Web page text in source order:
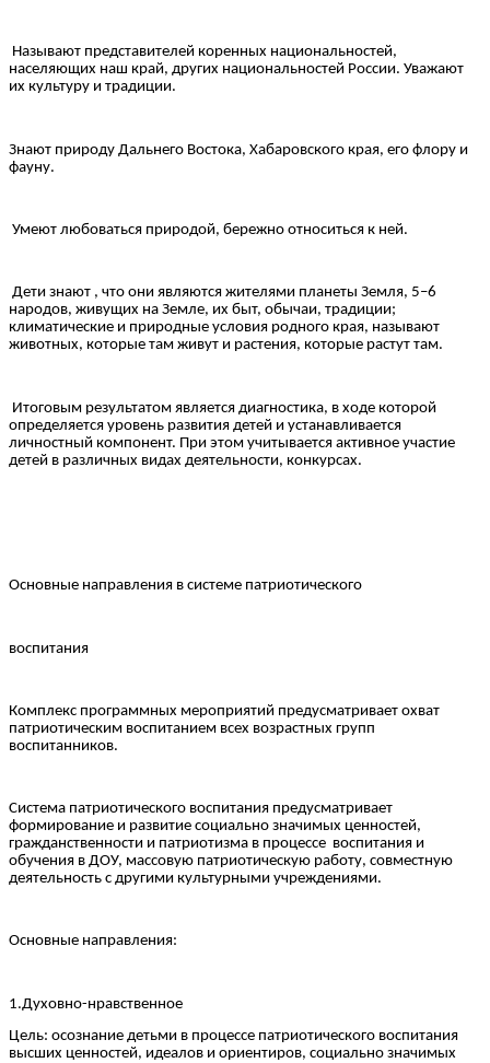
Называют представителей коренных национальностей,
населяющих наш край, других национальностей России. Уважают
их культуру и традиции.
Знают природу Дальнего Востока, Хабаровского края, его флору и
фауну.
Умеют любоваться природой, бережно относиться к ней.
Дети знают , что они являются жителями планеты Земля, 5–6
народов, живущих на Земле, их быт, обычаи, традиции;
климатические и природные условия родного края, называют
животных, которые там живут и растения, которые растут там.
Итоговым результатом является диагностика, в ходе которой
определяется уровень развития детей и устанавливается
личностный компонент. При этом учитывается активное участие
детей в различных видах деятельности, конкурсах.
Основные направления в системе патриотического
воспитания
Комплекс программных мероприятий предусматривает охват
патриотическим воспитанием всех возрастных групп
воспитанников.
Система патриотического воспитания предусматривает
формирование и развитие социально значимых ценностей,
гражданственности и патриотизма в процессе воспитания и
обучения в ДОУ, массовую патриотическую работу, совместную
деятельность с другими культурными учреждениями.
Основные направления:
1.Духовно-нравственное
Цель: осознание детьми в процессе патриотического воспитания
высших ценностей, идеалов и ориентиров, социально значимых